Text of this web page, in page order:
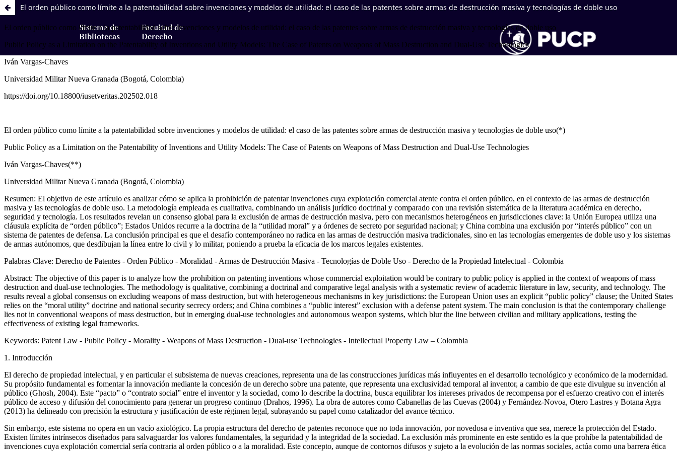
Sistema de
Bibliotecas
Facultad de
Derecho
El orden público como límite a la patentabilidad sobre invenciones y modelos de utilidad: el caso de las patentes sobre armas de destrucción masiva y tecnologías de doble uso